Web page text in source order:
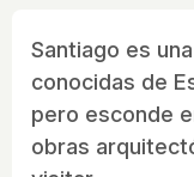
Santiago es
conocidas de
pero esconde
obras